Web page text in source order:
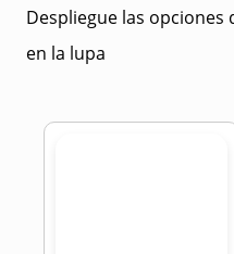
Despliegue las opciones
en la lupa